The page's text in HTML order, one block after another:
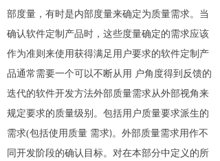
部度量，有时是内部度量来确定为质量需求。当
确认软件定制产品时，这些度量确定的需求应该
作为准则来使用获得满足用户要求的软件定制产
品通常需要一个可以不断从用 户角度得到反馈的
迭代的软件开发方法外部质量需求从外部视角来
规定要求的质量级别。包括用户质量要求派生的
需求(包括使用质量 需求)。外部质量需求用作不
同开发阶段的确认目标。对在本部分中定义的所